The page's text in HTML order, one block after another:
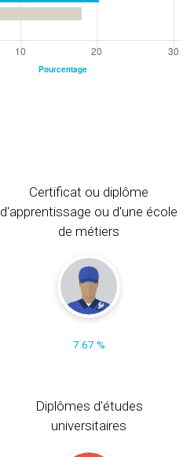
Certificat ou diplôme
d'apprentissage ou d'une école
de métiers
7.67 %
Diplômes d'études
universitaires